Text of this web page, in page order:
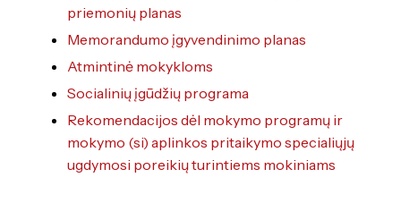
Centro strategija
Veiklos dokumentai
Veiklos ataskaitos
Kokybės vadybos sistema
Laisvos darbo vietos
Istorija
Specialybės turintiems vidurinį
išsilavinimą
išsilavinimą
Specialybės turintiems spec. ugdymo
poreikių
Mokiniams
Ugdymas
Brandos egzaminai
Apgyvendinimo paslaugos
priemonių planas
Memorandumo įgyvendinimo planas
Atmintinė mokykloms
Socialinių įgūdžių programa
Rekomendacijos dėl mokymo programų ir
mokymo (si) aplinkos pritaikymo specialiųjų
ugdymosi poreikių turintiems mokiniams